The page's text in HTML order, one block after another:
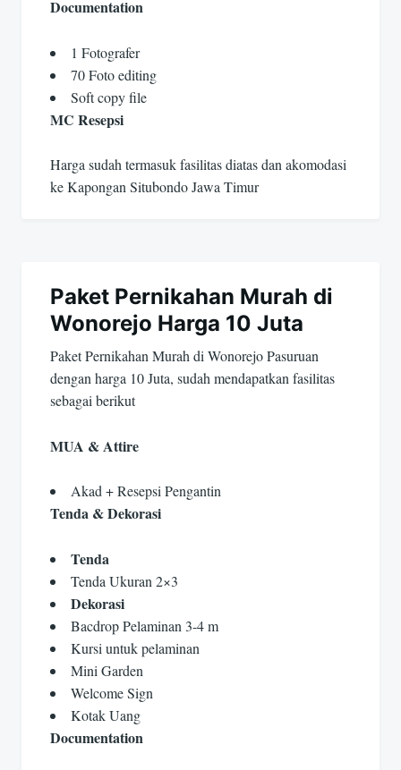
Documentation
1 Fotografer
70 Foto editing
Soft copy file
MC Resepsi
Harga sudah termasuk fasilitas diatas dan akomodasi
ke Kapongan Situbondo Jawa Timur
Paket Pernikahan Murah di
Wonorejo Harga 10 Juta
Paket Pernikahan Murah di Wonorejo Pasuruan
dengan harga 10 Juta, sudah mendapatkan fasilitas
sebagai berikut
MUA & Attire
Akad + Resepsi Pengantin
Tenda & Dekorasi
Tenda
Tenda Ukuran 2×3
Dekorasi
Bacdrop Pelaminan 3-4 m
Kursi untuk pelaminan
Mini Garden
Welcome Sign
Kotak Uang
Documentation